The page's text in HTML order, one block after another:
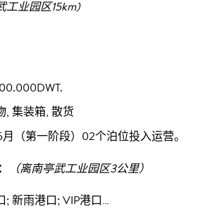
工业园区15km)
, 集装箱, 散货
（第一阶段）02个泊位投入运营。
（离南亭武工业园区3公里）
; 新雨港口; VIP港口…